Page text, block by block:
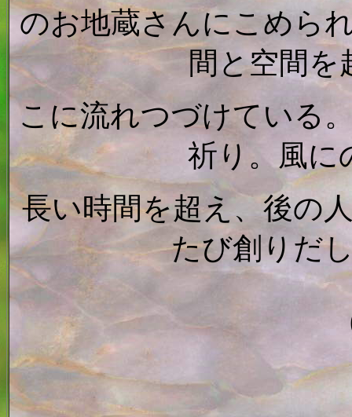
のお地蔵さんにこめら
間と空間を
こに流れつづけている
祈り。風に
長い時間を超え、後の
たび創りだ